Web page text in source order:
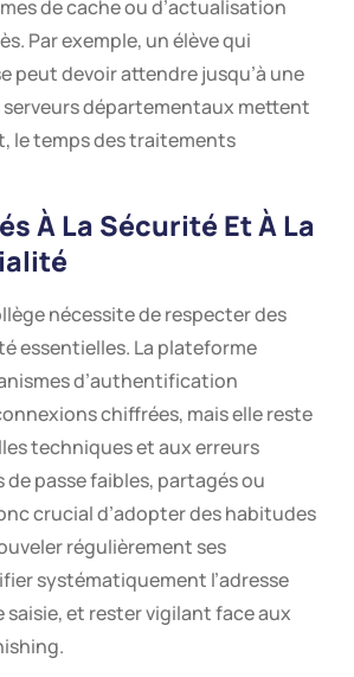
de cache ou d’actualisation
Par exemple, un élève qui
peut devoir attendre jusqu’à une
serveurs départementaux mettent
le temps des traitements
À La Sécurité Et À La
nécessite de respecter des
essentielles. La plateforme
d’authentification
chiffrées, mais elle reste
techniques et aux erreurs
passe faibles, partagés ou
crucial d’adopter des habitudes
régulièrement ses
systématiquement l’adresse
et rester vigilant face aux